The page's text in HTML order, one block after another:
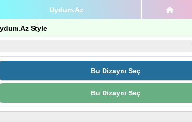
Uydum.Az
Style
Bu Dizaynı Seç
Bu Dizaynı Seç